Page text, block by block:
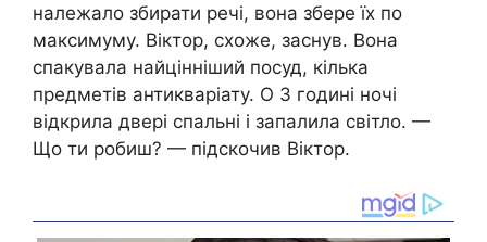
належало збирати речі, вона збере їх по
максимуму. Віктор, схоже, заснув. Вона
спакувала найцінніший посуд, кілька
предметів антикваріату. О 3 годині ночі
відкрила двері спальні і запалила світло. —
Що ти робиш? — підскочив Віктор.